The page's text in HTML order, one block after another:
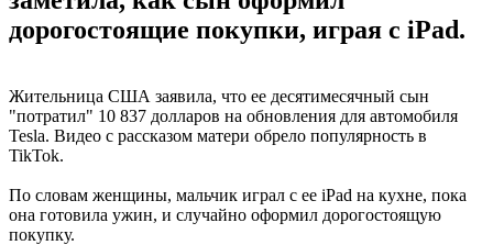
дорогостоящие покупки, играя с iPad.
Жительница США заявила, что ее десятимесячный сын
"потратил" 10 837 долларов на обновления для автомобиля
Tesla. Видео с рассказом матери обрело популярность в
TikTok.
По словам женщины, мальчик играл с ее iPad на кухне, пока
она готовила ужин, и случайно оформил дорогостоящую
покупку.